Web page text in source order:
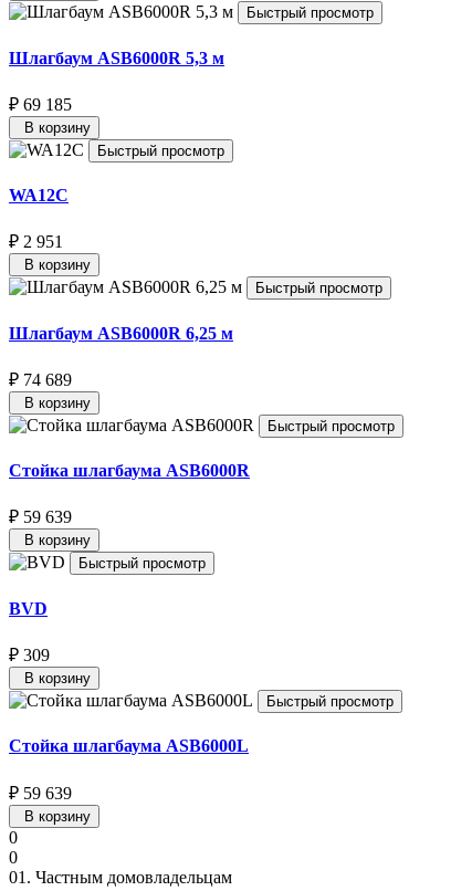
Быстрый просмотр
Шлагбаум ASB6000R 5,3 м
₽ 69 185
В корзину
Быстрый просмотр
WA12C
₽ 2 951
В корзину
Быстрый просмотр
Шлагбаум ASB6000R 6,25 м
₽ 74 689
В корзину
Быстрый просмотр
Стойка шлагбаума ASB6000R
₽ 59 639
В корзину
Быстрый просмотр
BVD
₽ 309
В корзину
Быстрый просмотр
Стойка шлагбаума ASB6000L
₽ 59 639
В корзину
0
0
01. Частным домовладельцам